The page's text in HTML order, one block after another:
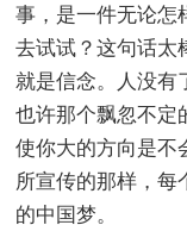
事，是一件无论怎
去试试？这句话太
就是信念。人没有
也许那个飘忽不定
使你大的方向是不
所宣传的那样，每
的中国梦。